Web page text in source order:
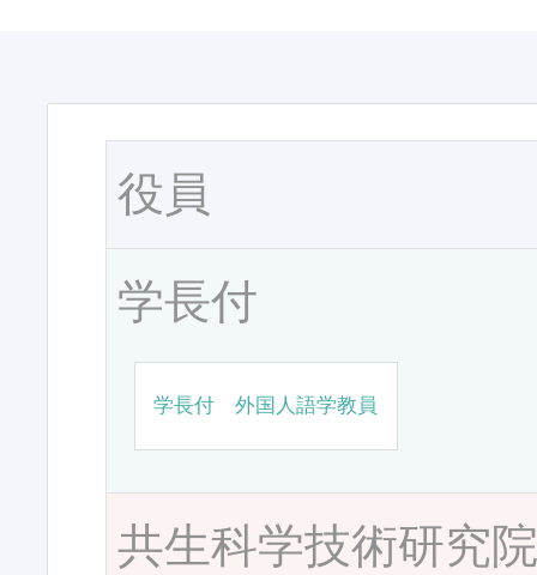
役員
学長付
学長付 外国人語学教員
共生科学技術研究